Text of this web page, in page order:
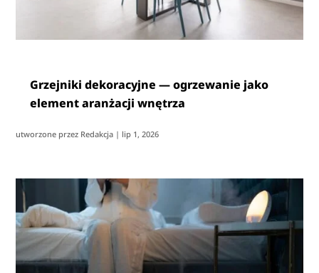
Grzejniki dekoracyjne — ogrzewanie jako
element aranżacji wnętrza
utworzone przez Redakcja | lip 1, 2026